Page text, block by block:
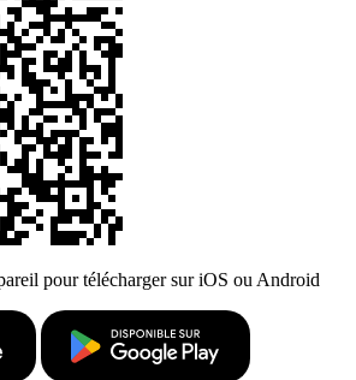
pour télécharger sur iOS ou Android